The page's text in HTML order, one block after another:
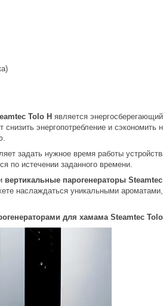
Tolo Н является
энергопотребление и
задать нужное время работы
по истечении заданного времени.
вертикальные парогенераторы
наслаждаться уникальными
для хамама Steamtec